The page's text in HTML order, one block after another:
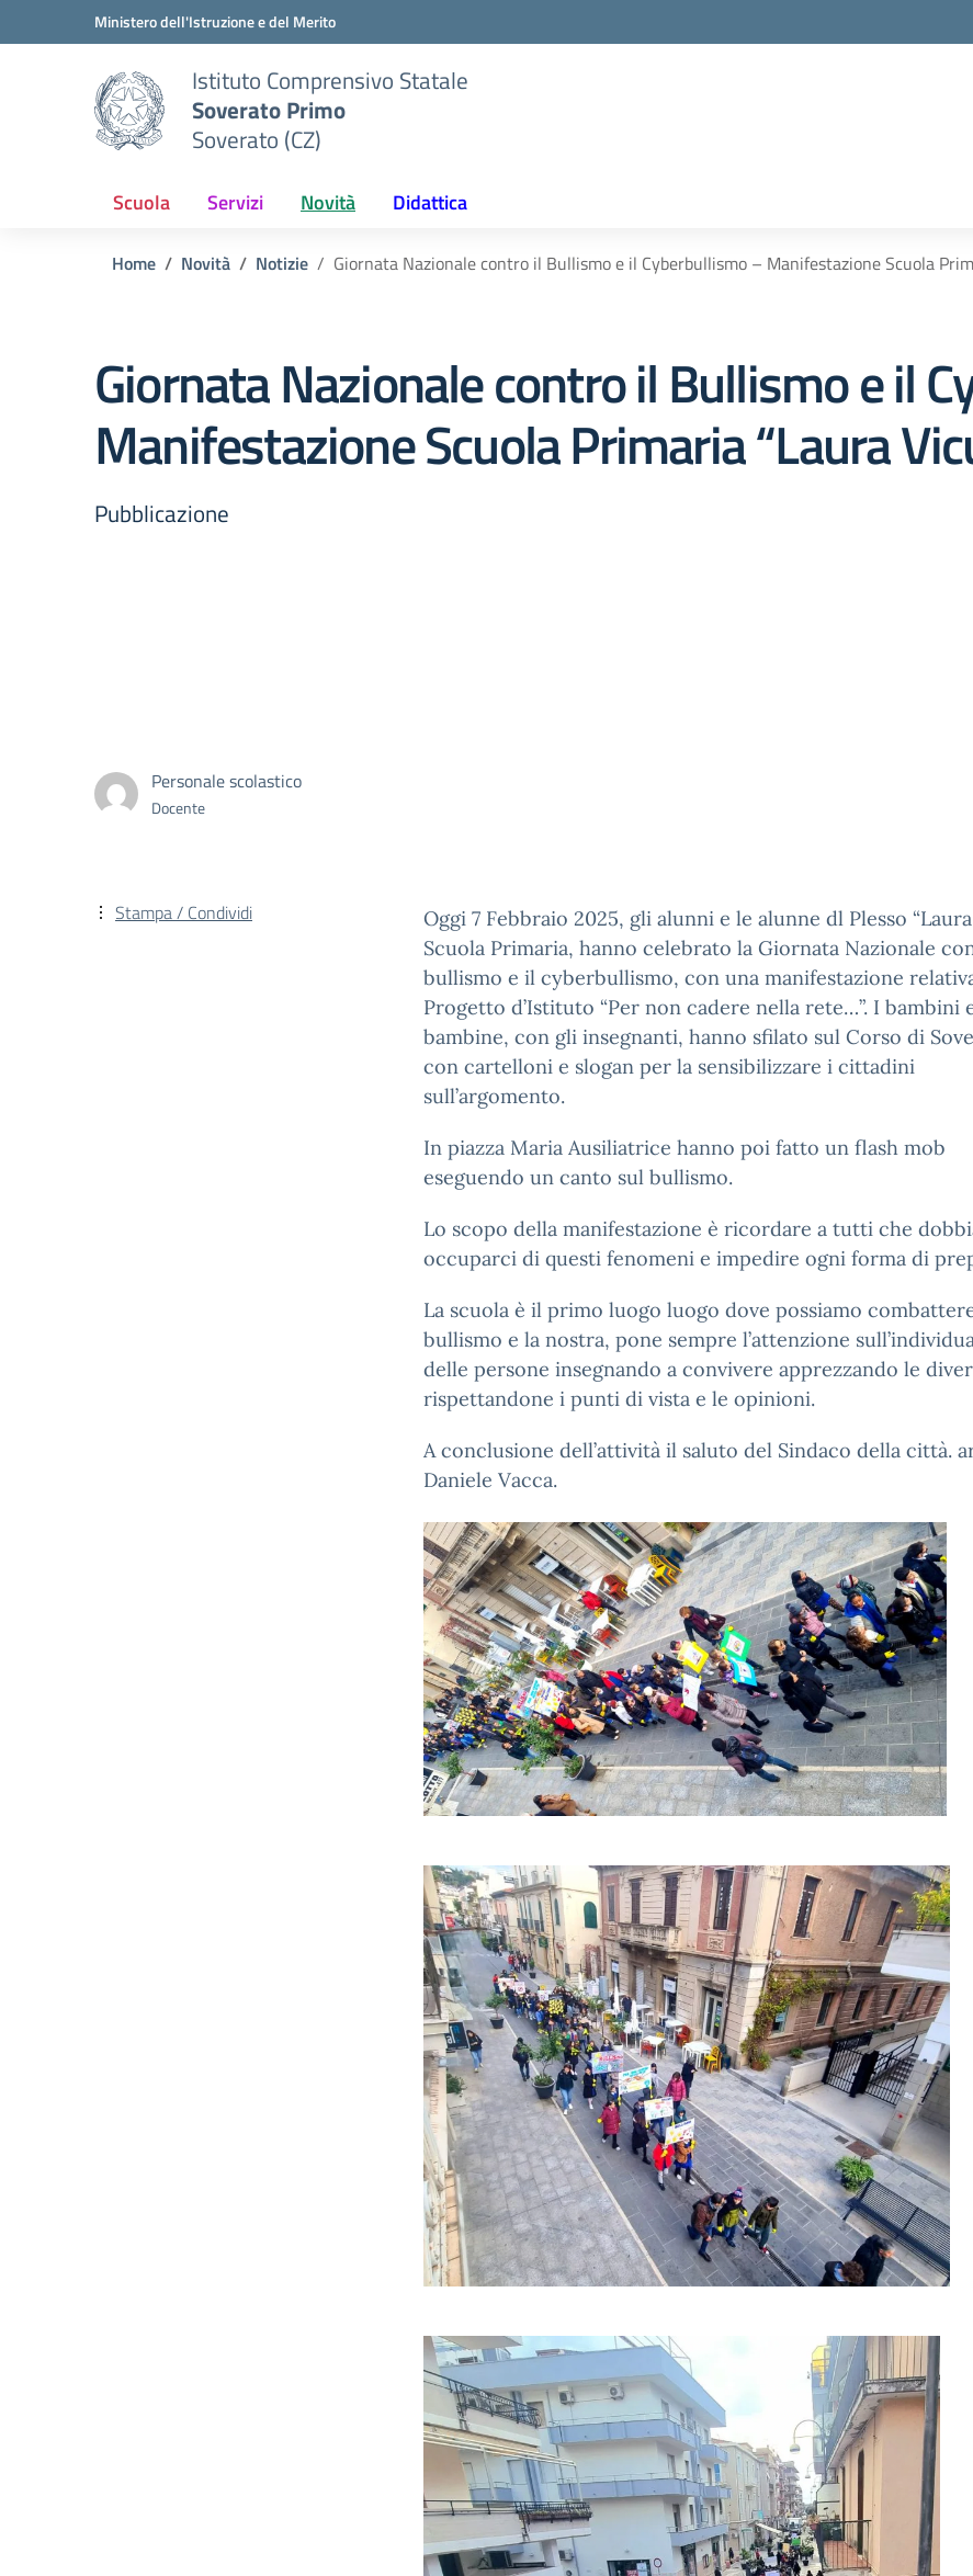
Vai ai contenuti
Vai al menu di navigazioneMinistero dell'Istruzione e del Merito
Istituto Comprensivo Statale
Soverato Primo
Soverato (CZ)
Scuola Servizi Novità Didattica
Home Novità Notizie Giornata Nazionale contro il Bullismo e il Cyberbullismo – Manifestazione Scuola
Giornata Nazionale contro il Bullismo e il
Manifestazione Scuola Primaria “Laura
Pubblicazione
Personale scolastico
Docente
Oggi 7 Febbraio 2025, gli alunni e le alunne dl Plesso
Scuola Primaria, hanno celebrato la Giornata Nazionale
bullismo e il cyberbullismo, con una manifestazione
Progetto d’Istituto “Per non cadere nella rete…”. I bambini
bambine, con gli insegnanti, hanno sfilato sul Corso di
con cartelloni e slogan per la sensibilizzare i cittadini
sull’argomento.
In piazza Maria Ausiliatrice hanno poi fatto un flash mob
eseguendo un canto sul bullismo.
Lo scopo della manifestazione è ricordare a tutti che
occuparci di questi fenomeni e impedire ogni forma di
La scuola è il primo luogo luogo dove possiamo
bullismo e la nostra, pone sempre l’attenzione
delle persone insegnando a convivere apprezzando le
rispettandone i punti di vista e le opinioni.
A conclusione dell’attività il saluto del Sindaco della città.
Daniele Vacca.
Stampa / Condividi